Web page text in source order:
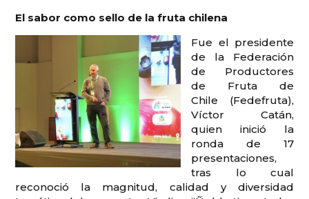
El sabor como sello de la fruta chilena
Fue el presidente
de la Federación
de Productores
de Fruta de
Chile (Fedefruta),
Víctor Catán,
quien inició la
ronda de 17
presentaciones,
tras lo cual
reconoció la magnitud, calidad y diversidad